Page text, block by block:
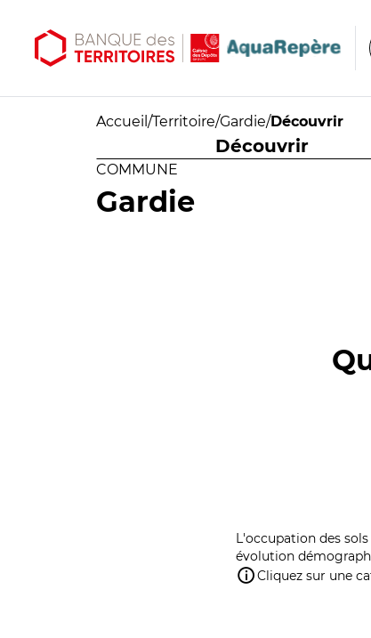
Accueil /Territoire/Gardie/Découvrir
Découvrir
COMMUNE
Gardie
L'occupation des
évolution
Cliquez sur une